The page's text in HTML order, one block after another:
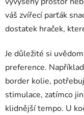
váš zvířecí parťák
dostatek hraček,
Je důležité si
preference.
border kolie,
stimulace, zatímco
klidnější tempo. U